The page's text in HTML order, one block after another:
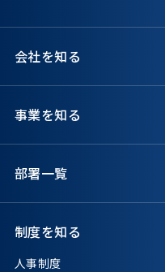
会社を知る
事業を知る
部署一覧
制度を知る
人事制度